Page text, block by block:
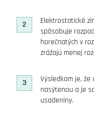
2
Elektrostatické
spôsobuje
horečnatých v
zrážajú menej
3
Výsledkom je,
nasýtenou a je
usadeniny.